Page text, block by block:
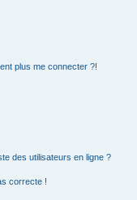
plus me connecter ?!
des utilisateurs en ligne ?
correcte !